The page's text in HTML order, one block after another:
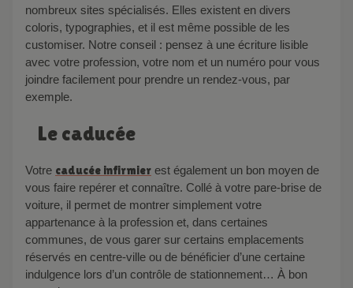
nombreux sites spécialisés. Elles existent en divers
coloris, typographies, et il est même possible de les
customiser. Notre conseil : pensez à une écriture lisible
avec votre profession, votre nom et un numéro pour vous
joindre facilement pour prendre un rendez-vous, par
exemple.
Le caducée
Votre caducée infirmier est également un bon moyen de
vous faire repérer et connaître. Collé à votre pare-brise de
voiture, il permet de montrer simplement votre
appartenance à la profession et, dans certaines
communes, de vous garer sur certains emplacements
réservés en centre-ville ou de bénéficier d’une certaine
indulgence lors d’un contrôle de stationnement… À bon